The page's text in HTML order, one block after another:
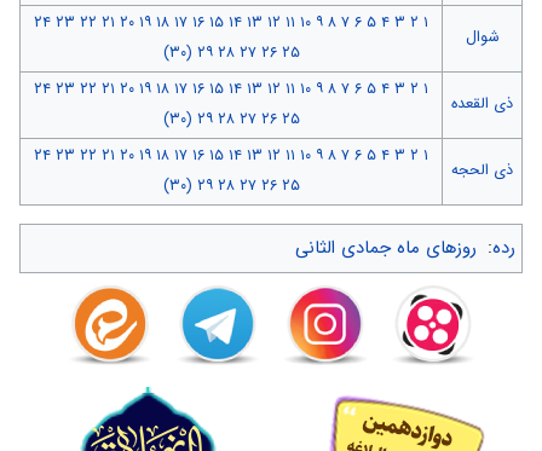
شوال
۱ ۲ ۳ ۴ ۵ ۶ ۷ ۸ ۹ ۱۰ ۱۱ ۱۲ ۱۳ ۱۴ ۱۵ ۱۶ ۱۷ ۱۸ ۱۹ ۲۰ ۲۱ ۲۲ ۲۳ ۲۴
۲۵ ۲۶ ۲۷ ۲۸ ۲۹ (۳۰)
ذی القعده
۱ ۲ ۳ ۴ ۵ ۶ ۷ ۸ ۹ ۱۰ ۱۱ ۱۲ ۱۳ ۱۴ ۱۵ ۱۶ ۱۷ ۱۸ ۱۹ ۲۰ ۲۱ ۲۲ ۲۳ ۲۴
۲۵ ۲۶ ۲۷ ۲۸ ۲۹ (۳۰)
ذی الحجه
۱ ۲ ۳ ۴ ۵ ۶ ۷ ۸ ۹ ۱۰ ۱۱ ۱۲ ۱۳ ۱۴ ۱۵ ۱۶ ۱۷ ۱۸ ۱۹ ۲۰ ۲۱ ۲۲ ۲۳ ۲۴
۲۵ ۲۶ ۲۷ ۲۸ ۲۹ (۳۰)
رده: روزهای ماه جمادی الثانی